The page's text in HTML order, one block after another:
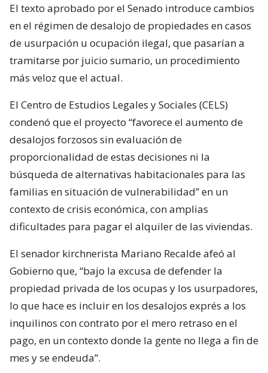
El texto aprobado por el Senado introduce cambios
en el régimen de desalojo de propiedades en casos
de usurpación u ocupación ilegal, que pasarían a
tramitarse por juicio sumario, un procedimiento
más veloz que el actual.
El Centro de Estudios Legales y Sociales (CELS)
condenó que el proyecto “favorece el aumento de
desalojos forzosos sin evaluación de
proporcionalidad de estas decisiones ni la
búsqueda de alternativas habitacionales para las
familias en situación de vulnerabilidad” en un
contexto de crisis económica, con amplias
dificultades para pagar el alquiler de las viviendas.
El senador kirchnerista Mariano Recalde afeó al
Gobierno que, “bajo la excusa de defender la
propiedad privada de los ocupas y los usurpadores,
lo que hace es incluir en los desalojos exprés a los
inquilinos con contrato por el mero retraso en el
pago, en un contexto donde la gente no llega a fin de
mes y se endeuda”.